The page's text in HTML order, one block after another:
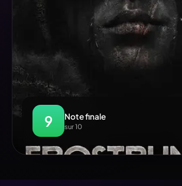
9 Note finale
sur 10